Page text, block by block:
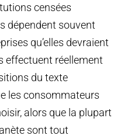
censées
dépendent souvent
qu’elles devraient
effectuent réellement
du texte
les consommateurs
alors que la plupart
sont tout